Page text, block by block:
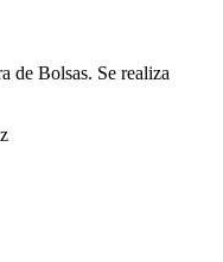
Bolsas. Se realiza